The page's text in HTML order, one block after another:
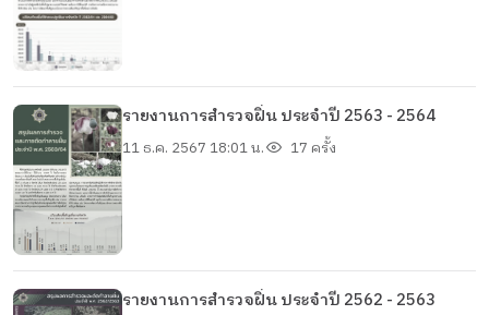
รายงานการสำรวจฝิ่น ประจำปี 2563 - 2564
11 ธ.ค. 2567 18:01 น. 17 ครั้ง
รายงานการสำรวจฝิ่น ประจำปี 2562 - 2563